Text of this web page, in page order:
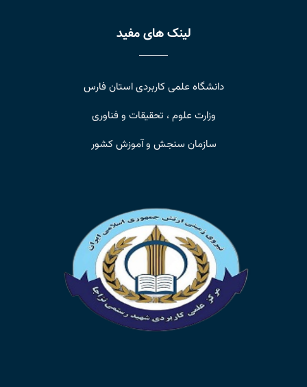
لینک های مفید
دانشگاه علمی کاربردی استان فارس
وزارت علوم ، تحقیقات و فناوری
سازمان سنجش و آموزش کشور